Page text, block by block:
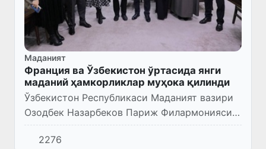
Маданият
Франция ва Ўзбекистон ўртасида янги
маданий ҳамкорликлар муҳока қилинди
Ўзбекистон Республикаси Маданият вазири
Озодбек Назарбеков Париж Филармонияси
директори Алаин Уэбер ҳамда Халқаро
фестиваллар директори Судоба Кия билан
2276